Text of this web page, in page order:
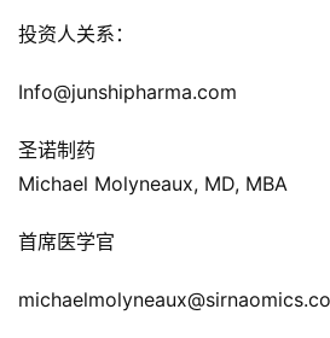
h
系
们
投资人关系：
Info@junshipharma.com
圣诺制药
Michael Molyneaux, MD, MBA
首席医学官